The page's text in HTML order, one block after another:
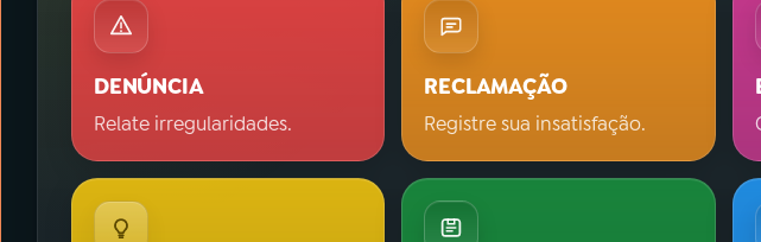
DENÚNCIA
Relate irregularidades.
RECLAMAÇÃO
Registre sua insatisfação.